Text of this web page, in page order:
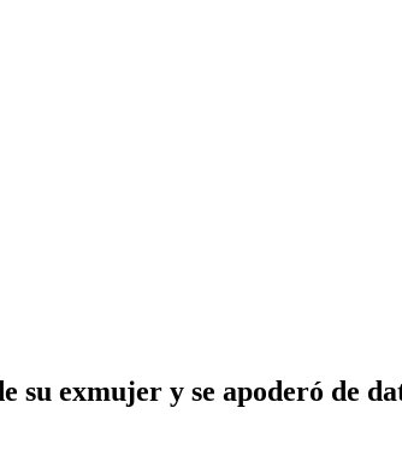
exmujer y se apoderó de